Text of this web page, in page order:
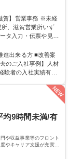
タ入力・伝票や見積
事務業務や業務改
ムがきちんと構築さ
環境です。また、
んでいただけます。
進出来る方 ■改善案
のご入社事例】人材
験者の入社実績有
ースの定型業務に加
、改善の動きも期
貢献し、結果的に
の退勤以降の業
となります。 学
均9時間未満/有
や収益事業等のフロント
やキャリア支援が充実し